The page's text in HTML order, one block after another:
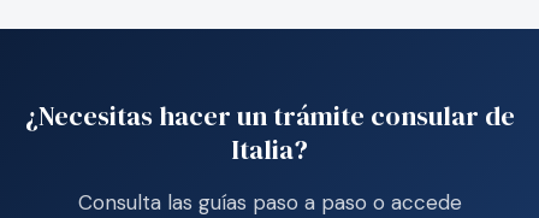
¿Necesitas hacer un trámite consular de
Italia?
Consulta las guías paso a paso o accede